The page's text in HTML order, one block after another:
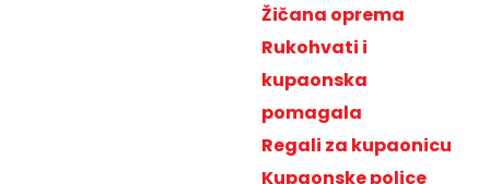
Žičana oprema
Rukohvati i
kupaonska
pomagala
Regali za kupaonicu
Kupaonske police